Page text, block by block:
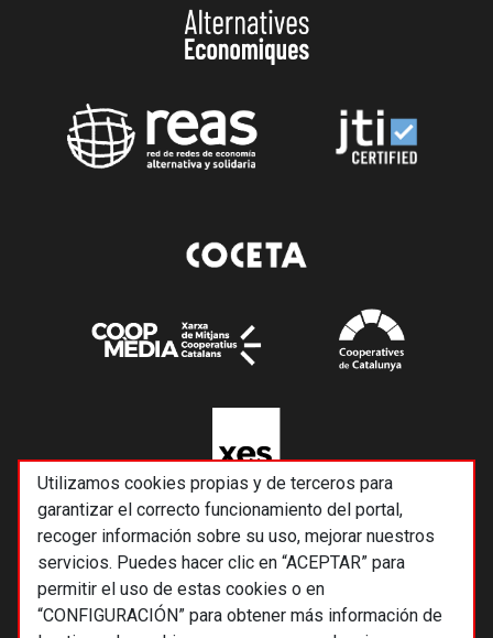
Utilizamos cookies propias y de terceros para
garantizar el correcto funcionamiento del portal,
recoger información sobre su uso, mejorar nuestros
servicios. Puedes hacer clic en “ACEPTAR” para
permitir el uso de estas cookies o en
“CONFIGURACIÓN” para obtener más información de